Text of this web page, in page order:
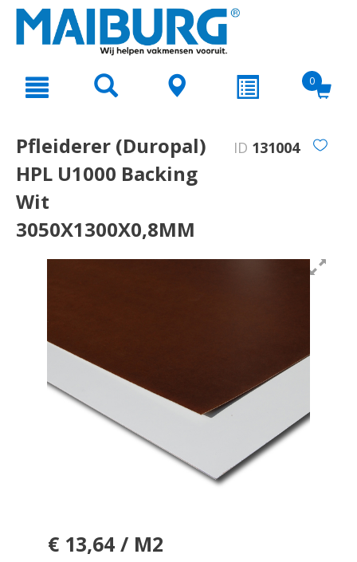
text.skipToNavigation
0
Pfleiderer (Duropal)
HPL U1000 Backing
Wit
3050X1300X0,8MM
ID 131004
€ 13,64 / M2